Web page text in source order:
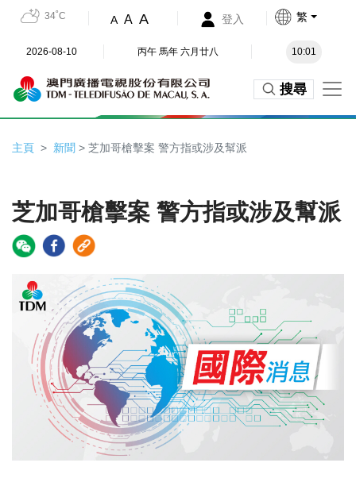
34˚C A A A 登入 繁
2026-08-10 丙午 馬年 六月廿八 10:01
搜尋
主頁 新聞 > 芝加哥槍擊案 警方指或涉及幫派
芝加哥槍擊案 警方指或涉及幫派